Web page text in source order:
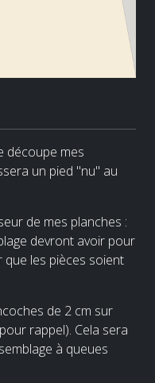
découpe mes
un pied "nu" au
de mes planches :
devront avoir pour
les pièces soient
de 2 cm sur
rappel). Cela sera
à queues